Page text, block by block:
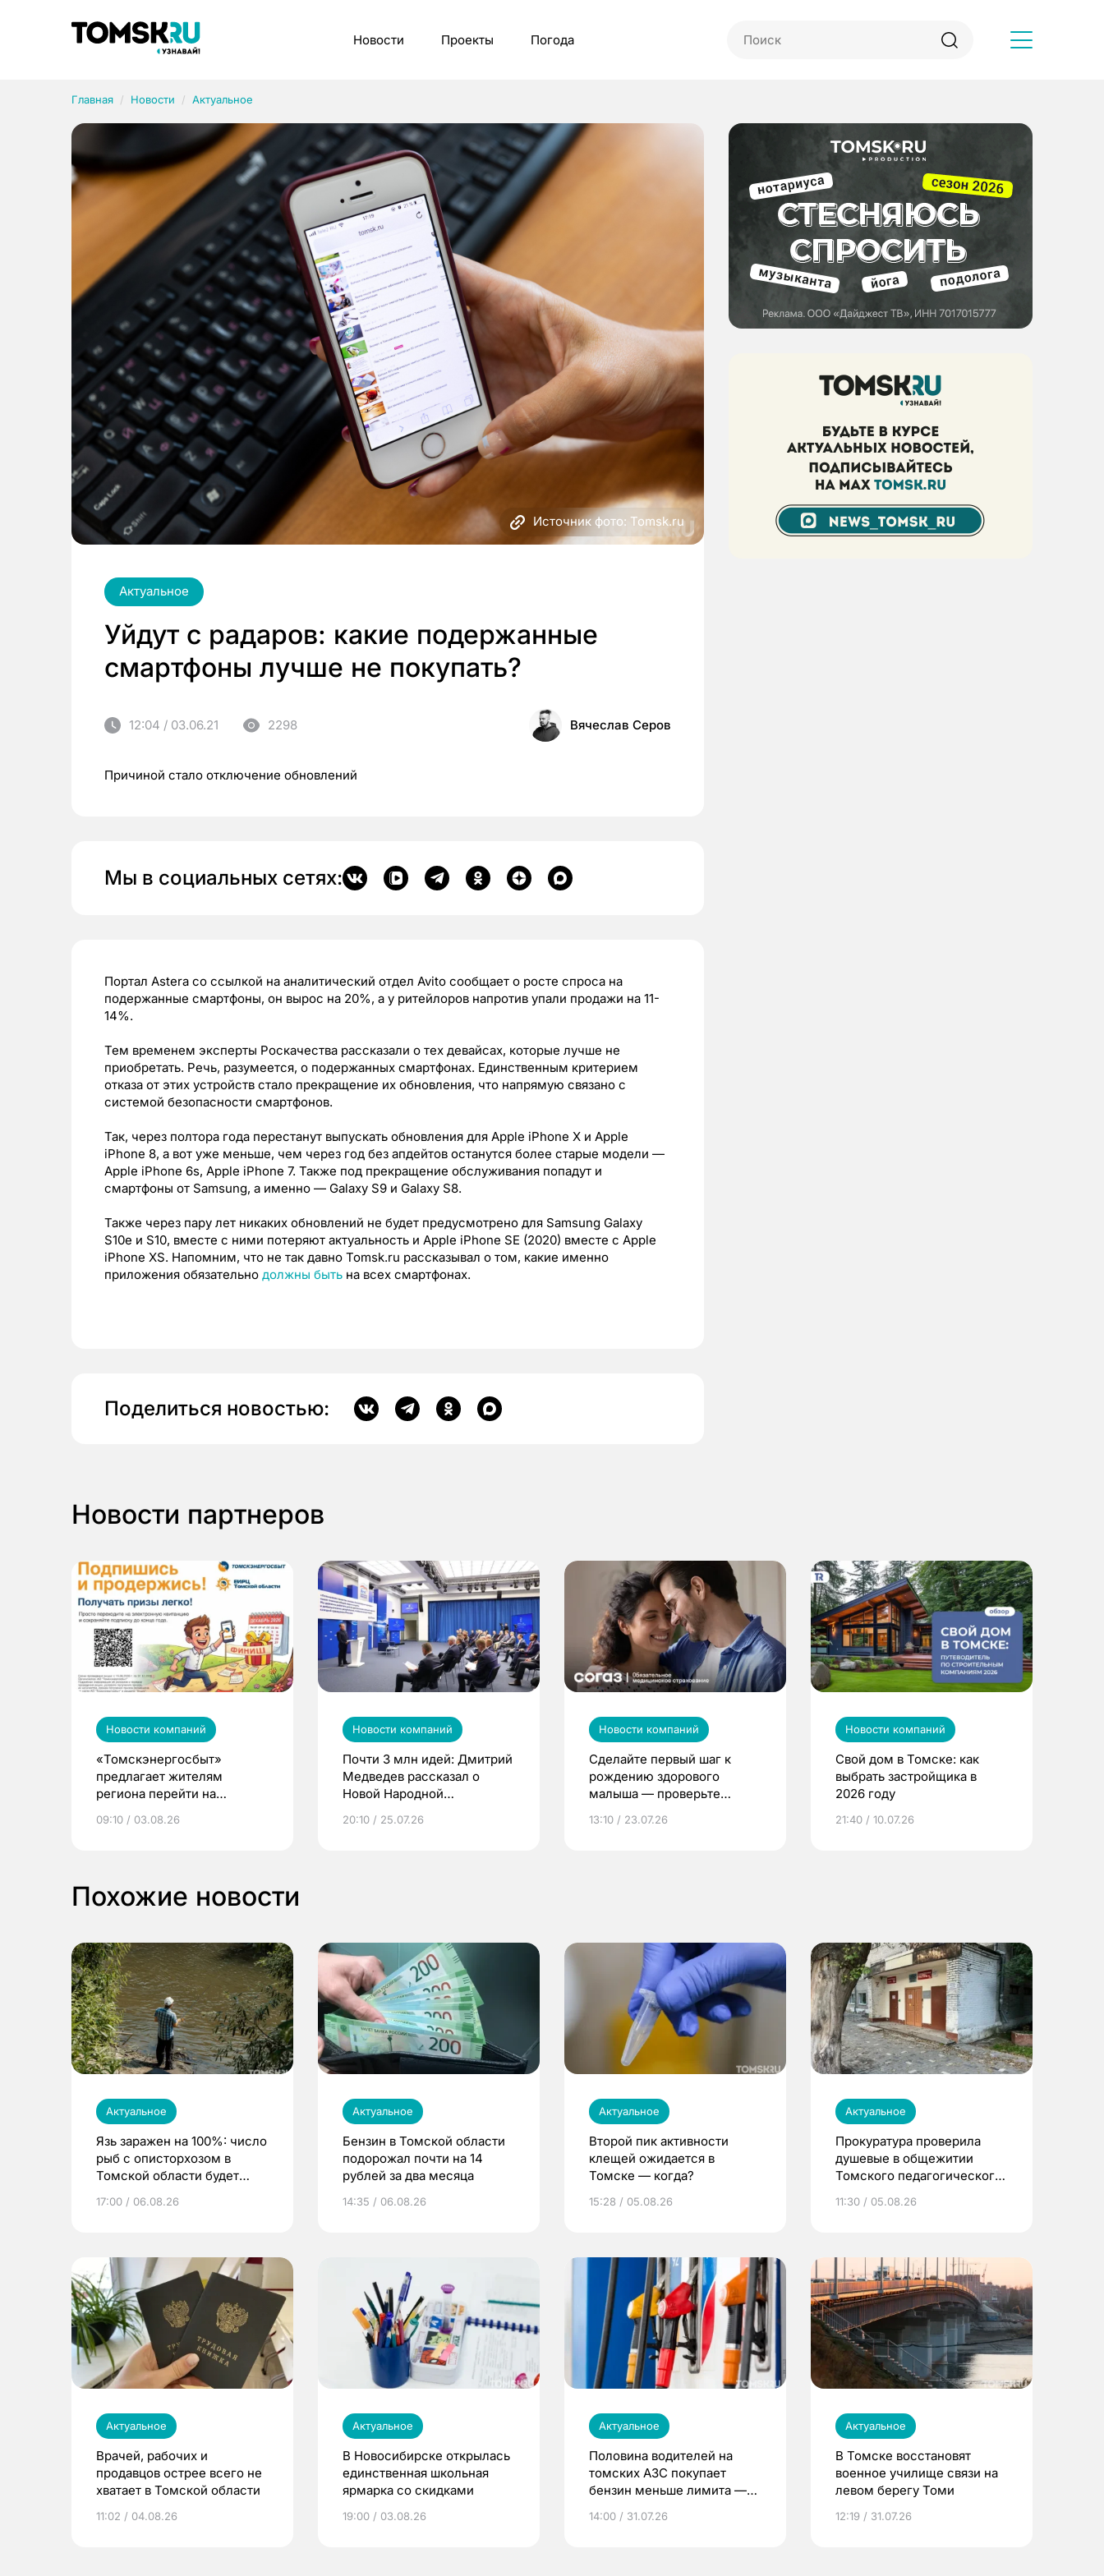
Новости Проекты Погода
Главная Новости Актуальное
Источник фото: Tomsk.ru
Актуальное
Уйдут с радаров: какие подержанные
смартфоны лучше не покупать?
12:04 / 03.06.21 2298 Вячеслав Серов
Причиной стало отключение обновлений
Мы в социальных сетях:
Портал Astera со ссылкой на аналитический отдел Avito сообщает о росте спроса на
подержанные смартфоны, он вырос на 20%, а у ритейлоров напротив упали продажи на 11-
14%.
Тем временем эксперты Роскачества рассказали о тех девайсах, которые лучше не
приобретать. Речь, разумеется, о подержанных смартфонах. Единственным критерием
отказа от этих устройств стало прекращение их обновления, что напрямую связано с
системой безопасности смартфонов.
Так, через полтора года перестанут выпускать обновления для Apple iPhone X и Apple
iPhone 8, а вот уже меньше, чем через год без апдейтов останутся более старые модели —
Apple iPhone 6s, Apple iPhone 7. Также под прекращение обслуживания попадут и
смартфоны от Samsung, а именно — Galaxy S9 и Galaxy S8.
Также через пару лет никаких обновлений не будет предусмотрено для Samsung Galaxy
S10e и S10, вместе с ними потеряют актуальность и Apple iPhone SE (2020) вместе с Apple
iPhone XS. Напомним, что не так давно Tomsk.ru рассказывал о том, какие именно
приложения обязательно должны быть на всех смартфонах.
Поделиться новостью:
Новости партнеров
Новости компаний
«Томскэнергосбыт»
предлагает жителям
региона перейти на
выиграть призы
09:10 / 03.08.26
Новости компаний
Почти 3 млн идей: Дмитрий
Медведев рассказал о
Новой Народной
20:10 / 25.07.26
Новости компаний
Сделайте первый шаг к
рождению здорового
малыша — проверьте
по ОМС!
13:10 / 23.07.26
Новости компаний
Свой дом в Томске: как
выбрать застройщика в
2026 году
21:40 / 10.07.26
Похожие новости
Актуальное
Язь заражен на 100%: число
рыб с описторхозом в
Томской области будет
17:00 / 06.08.26
Актуальное
Бензин в Томской области
подорожал почти на 14
рублей за два месяца
14:35 / 06.08.26
Актуальное
Второй пик активности
клещей ожидается в
Томске — когда?
15:28 / 05.08.26
Актуальное
Прокуратура проверила
душевые в общежитии
Томского педагогического
11:30 / 05.08.26
Актуальное
Врачей, рабочих и
продавцов острее всего не
хватает в Томской области
11:02 / 04.08.26
Актуальное
В Новосибирске открылась
единственная школьная
ярмарка со скидками
19:00 / 03.08.26
Актуальное
Половина водителей на
томских АЗС покупает
бензин меньше лимита —
14:00 / 31.07.26
Актуальное
В Томске восстановят
военное училище связи на
левом берегу Томи
12:19 / 31.07.26
Рубрики